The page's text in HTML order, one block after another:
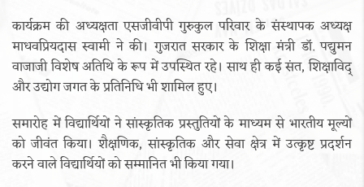
कार्यक्रम की अध्यक्षता एसजीवीपी गुरुकुल परिवार के संस्थापक अध्यक्ष
माधवप्रियदास स्वामी ने की। गुजरात सरकार के शिक्षा मंत्री डॉ. पद्युमन
वाजाजी विशेष अतिथि के रूप में उपस्थित रहे। साथ ही कई संत, शिक्षाविद्
और उद्योग जगत के प्रतिनिधि भी शामिल हुए।
समारोह में विद्यार्थियों ने सांस्कृतिक प्रस्तुतियों के माध्यम से भारतीय मूल्यों
को जीवंत किया। शैक्षणिक, सांस्कृतिक और सेवा क्षेत्र में उत्कृष्ट प्रदर्शन
करने वाले विद्यार्थियों को सम्मानित भी किया गया।